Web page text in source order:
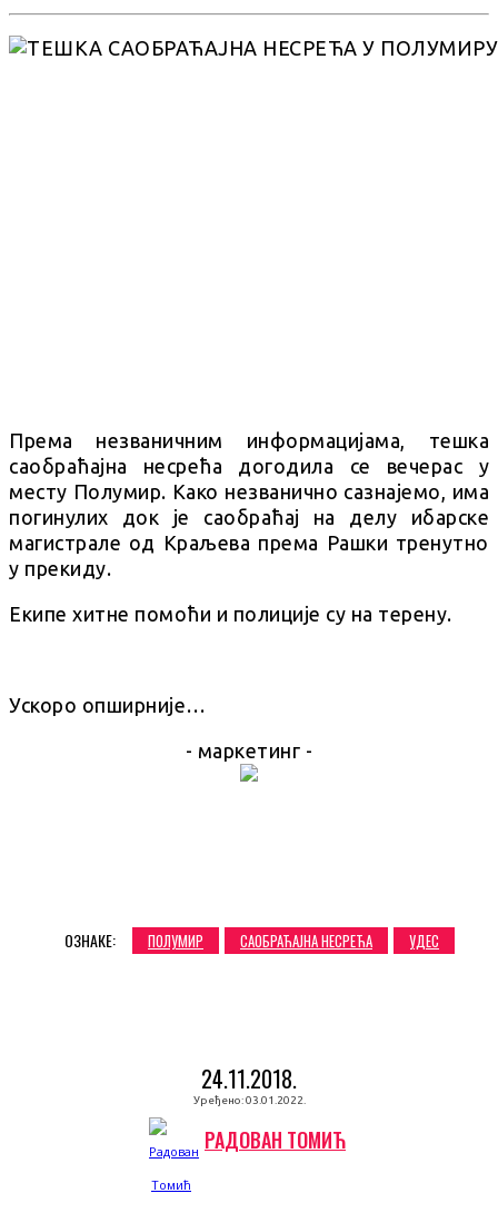
Према незваничним информацијама, тешка
саобраћајна несрећа догодила се вечерас у
месту Полумир. Како незванично сазнајемо, има
погинулих док је саобраћај на делу ибарске
магистрале од Краљева према Рашки тренутно
у прекиду.
Екипе хитне помоћи и полиције су на терену.
Ускоро опширније…
- маркетинг -
ОЗНАКЕ: ПОЛУМИР САОБРАЋАЈНА НЕСРЕЋА УДЕС
24.11.2018.
Уређено: 03.01.2022.
РАДОВАН ТОМИЋ